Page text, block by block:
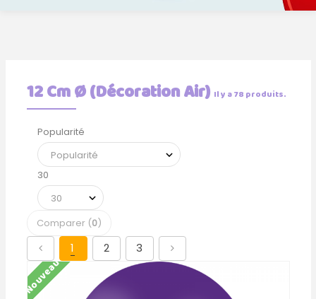
12 Cm Ø (Décoration Air) Il y a 78 produits.
Popularité
30
Comparer (0)
1 2 3
Nouveau